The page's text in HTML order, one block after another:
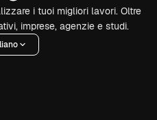
i tuoi migliori lavori. Oltre
imprese, agenzie e studi.